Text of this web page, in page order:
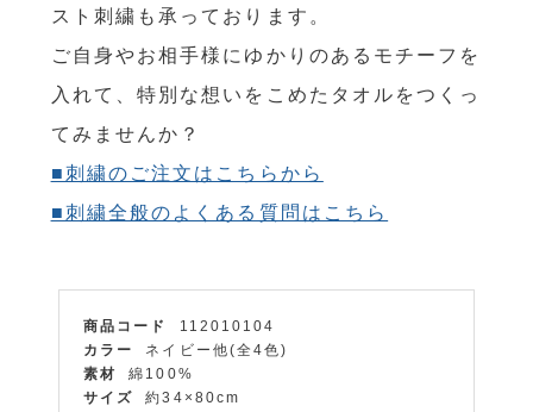
スト刺繍も承っております。
ご自身やお相手様にゆかりのあるモチーフを
入れて、特別な想いをこめたタオルをつくっ
てみませんか？
■刺繍のご注文はこちらから
■刺繍全般のよくある質問はこちら
商品コード
112010104
カラー
ネイビー他(全4色)
素材
綿100%
サイズ
約34×80cm